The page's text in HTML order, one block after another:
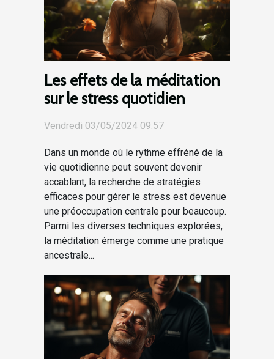
Les effets de la méditation
sur le stress quotidien
Vendredi 03/05/2024 09:57
Dans un monde où le rythme effréné de la
vie quotidienne peut souvent devenir
accablant, la recherche de stratégies
efficaces pour gérer le stress est devenue
une préoccupation centrale pour beaucoup.
Parmi les diverses techniques explorées,
la méditation émerge comme une pratique
ancestrale...